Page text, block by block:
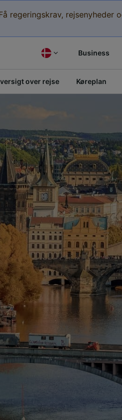
regeringskrav, rejsenyheder
Business
over rejse Køreplan